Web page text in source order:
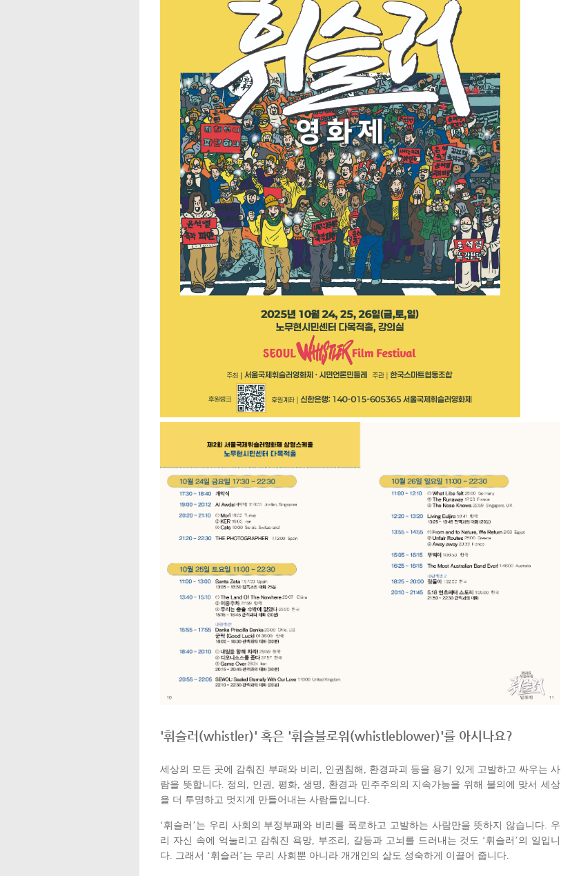
'휘슬러(whistler)' 혹은 '휘슬블로워(whistleblower)'를 아시나요?
세상의 모든 곳에 감춰진 부패와 비리, 인권침해, 환경파괴 등을 용기 있게 고발하고 싸우는 사
람을 뜻합니다. 정의, 인권, 평화, 생명, 환경과 민주주의의 지속가능을 위해 불의에 맞서 세상
을 더 투명하고 멋지게 만들어내는 사람들입니다.
‘휘슬러’는 우리 사회의 부정부패와 비리를 폭로하고 고발하는 사람만을 뜻하지 않습니다. 우
리 자신 속에 억눌리고 감춰진 욕망, 부조리, 갈등과 고뇌를 드러내는 것도 ‘휘슬러’의 일입니
다. 그래서 ‘휘슬러’는 우리 사회뿐 아니라 개개인의 삶도 성숙하게 이끌어 줍니다.